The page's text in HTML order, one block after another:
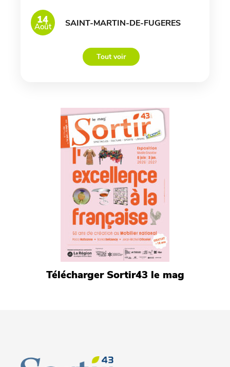
14
Août SAINT-MARTIN-DE-FUGERES
Tout voir
Télécharger Sortir43 le mag